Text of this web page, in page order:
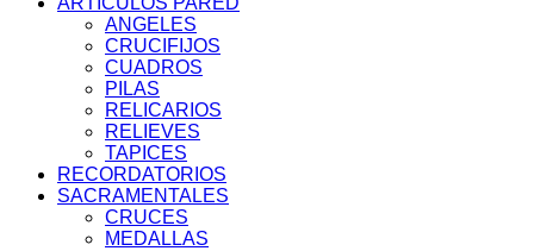
ANGELES
CRUCIFIJOS
CUADROS
PILAS
RELICARIOS
RELIEVES
TAPICES
RECORDATORIOS
SACRAMENTALES
CRUCES
MEDALLAS